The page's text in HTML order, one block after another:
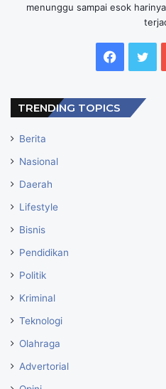
menunggu sampai esok
TRENDING TOPICS
Berita
Nasional
Daerah
Lifestyle
Bisnis
Pendidikan
Politik
Kriminal
Teknologi
Olahraga
Advertorial